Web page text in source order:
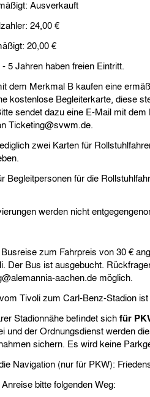
Ausverkauft
24,00 €
20,00 €
5 Jahren haben freien Eintritt.
dem Merkmal B kaufen eine
kostenlose Begleiterkarte, diese
sendet dazu eine E-Mail mit
Ticketing@svwm.de.
zwei Karten für
Begleitpersonen für die
werden nicht
zum Fahrpreis von 30 €
Der Bus ist ausgebucht.
aachen.de möglich.
Tivoli zum Carl-Benz-Stadion
Stadionnähe befindet sichfür
und der Ordnungsdienst werden
sichern. Es wird keine
Navigation (nur für PKW):
bitte folgenden Weg: